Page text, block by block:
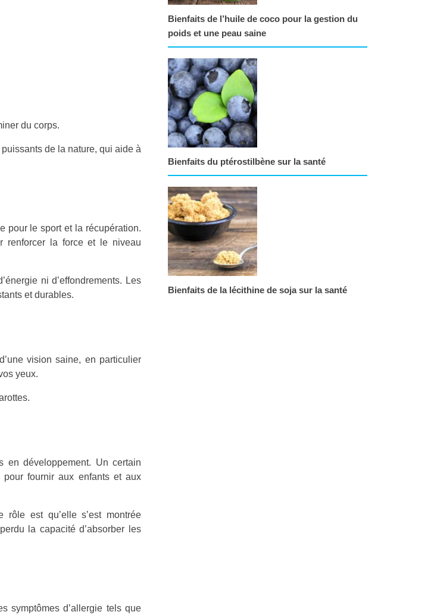
du corps.
de la nature, qui aide à
pour le sport et la récupération.
renforcer la force et le niveau
ni d’effondrements. Les
et durables.
vision saine, en particulier
yeux.
en développement. Un certain
pour fournir aux enfants et aux
est qu’elle s’est montrée
la capacité d’absorber les
symptômes d’allergie tels que
Bienfaits de l’huile de coco pour la gestion du
poids et une peau saine
Bienfaits du ptérostilbène sur la santé
Bienfaits de la lécithine de soja sur la santé